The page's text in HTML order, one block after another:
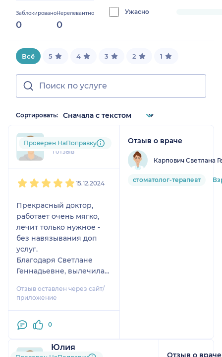
Заблокировано
0
Нерелевантно
0
0%
Ужасно
progress:
Всё 5 4 3 2 1
Сортировать:
sem....@....com
1 отзыв
Проверен НаПоправку
15.12.2024
Прекрасный доктор,
работает очень мягко,
лечит только нужное -
без навязывания доп
услуг.
Благодаря Светлане
Геннадьевне, вылечила
порядка 4х месяцев.
Прекрасный доктор,
Отзыв оставлен через сайт/
приложение
0
Отзыв о враче
Карпович Светлана
стоматолог-терапевт
Юлия
Отзыв о враче